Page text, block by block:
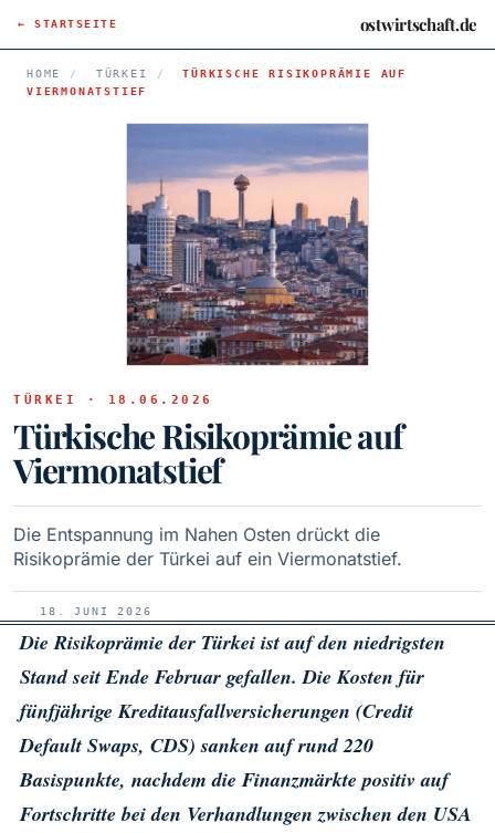
← STARTSEITE ostwirtschaft.de
HOME / TÜRKEI /
TÜRKISCHE RISIKOPRÄMIE AUF
VIERMONATSTIEF
TÜRKEI · 18.06.2026
Türkische Risikoprämie auf
Viermonatstief
Die Entspannung im Nahen Osten drückt die
Risikoprämie der Türkei auf ein Viermonatstief.
18. JUNI 2026
Die Risikoprämie der Türkei ist auf den niedrigsten
Stand seit Ende Februar gefallen. Die Kosten für
fünfjährige Kreditausfallversicherungen (Credit
Default Swaps, CDS) sanken auf rund 220
Basispunkte, nachdem die Finanzmärkte positiv auf
Fortschritte bei den Verhandlungen zwischen den USA